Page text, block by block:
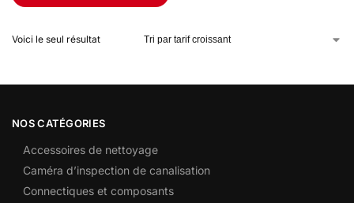
Voici le seul résultat
NOS CATÉGORIES
Accessoires de nettoyage
Caméra d’inspection de canalisation
Connectiques et composants